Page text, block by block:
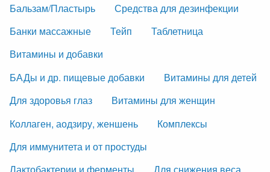
Бальзам/Пластырь
Средства для дезинфекции
Банки массажные
Тейп
Таблетница
Витамины и добавки
БАДы и др. пищевые добавки
Витамины для детей
Для здоровья глаз
Витамины для женщин
Коллаген, аодзиру, женшень
Комплексы
Для иммунитета и от простуды